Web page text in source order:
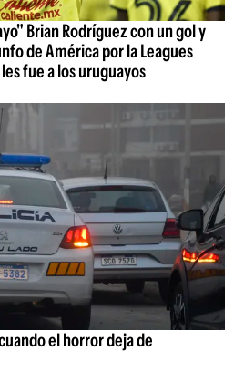
Brian Rodríguez con un gol y
de América por la Leagues
fue a los uruguayos
el horror deja de